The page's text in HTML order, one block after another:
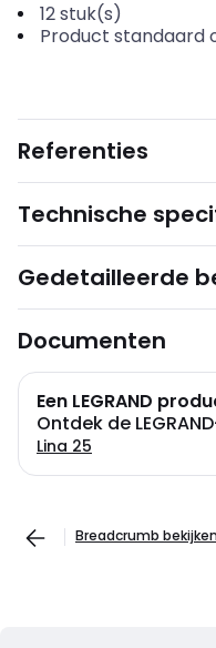
12stuk(s)
Product standaard
Referenties
Technische
Gedetailleerde
Documenten
Een LEGRAND
Ontdek de
Lina 25
Breadcrumb bekijken